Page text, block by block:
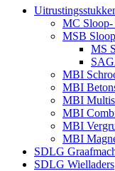
MC Sloop-
MSB
MS
MBI
MBI
MBI
MBI
MBI
MBI
SDLG
SDLG Wielladers